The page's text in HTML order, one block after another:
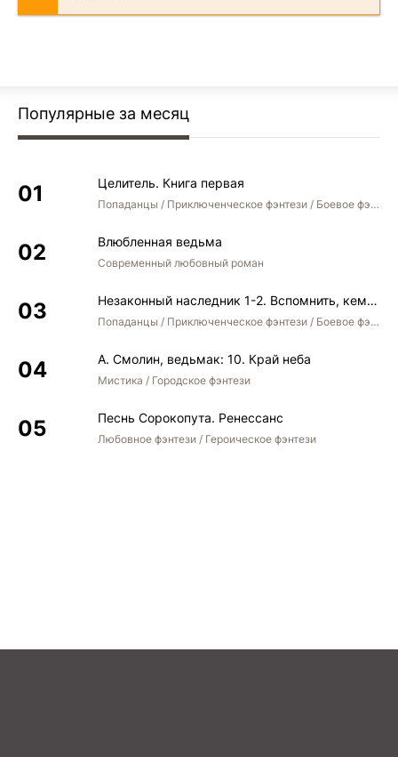
Популярные за месяц
Целитель. Книга первая
Попаданцы / Приключенческое фэнтези / Боевое фэнтези
Влюбленная ведьма
Современный любовный роман
Незаконный наследник 1-2. Вспомнить, кем был. Стать собой. Остаться собой
Попаданцы / Приключенческое фэнтези / Боевое фэнтези / Юмористическое фэнтези
А. Смолин, ведьмак: 10. Край неба
Мистика / Городское фэнтези
Песнь Сорокопута. Ренессанс
Любовное фэнтези / Героическое фэнтези